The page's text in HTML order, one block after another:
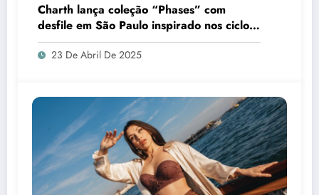
Charth lança coleção “Phases” com
desfile em São Paulo inspirado nos ciclos
do tempo e na mitologia grega
23 De Abril De 2025